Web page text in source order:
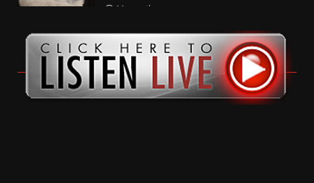
11 months ago